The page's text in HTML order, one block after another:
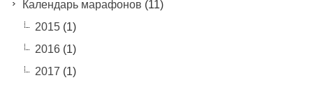
Календарь марафонов (11)
2015(1)
2016(1)
2017 (1)